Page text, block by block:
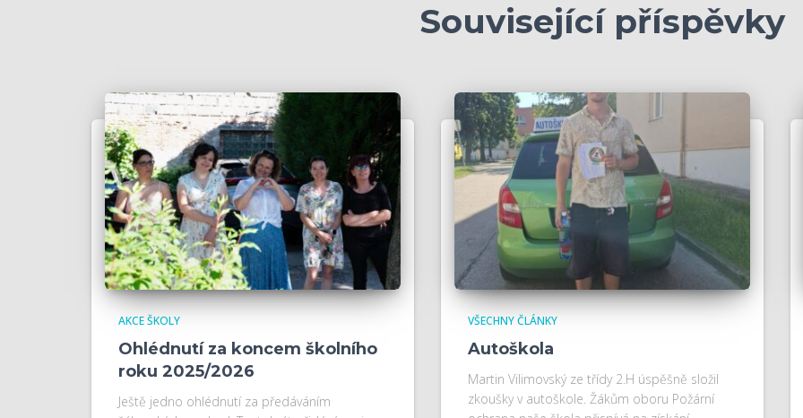
Související příspěvky
AKCE ŠKOLY
Ohlédnutí za koncem školního
roku 2025/2026
Ještě jedno ohlédnutí za předáváním
VŠECHNY ČLÁNKY
Autoškola
Martin Vilimovský ze třídy 2.H úspěšně složil
zkoušky v autoškole. Žákům oboru Požární